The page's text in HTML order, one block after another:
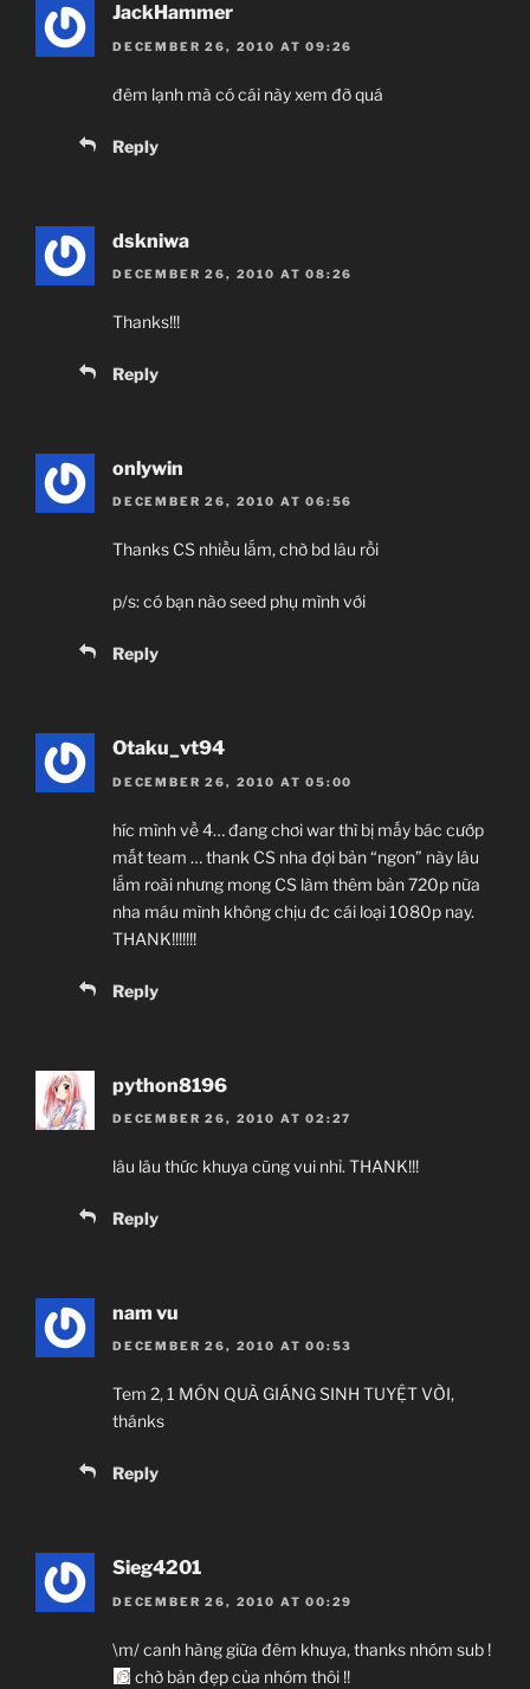
JackHammer
DECEMBER 26, 2010 AT 09:26
đêm lạnh mà có cái này xem đỡ quá
Reply
dskniwa
DECEMBER 26, 2010 AT 08:26
Thanks!!!
Reply
onlywin
DECEMBER 26, 2010 AT 06:56
Thanks CS nhiều lắm, chờ bd lâu rồi
p/s: có bạn nào seed phụ mình với
Reply
Otaku_vt94
DECEMBER 26, 2010 AT 05:00
híc mình về 4… đang chơi war thì bị mấy bác cướp
mất team … thank CS nha đợi bản “ngon” này lâu
lắm roài nhưng mong CS làm thêm bản 720p nữa
nha máu mình không chịu đc cái loại 1080p nay.
THANK!!!!!!!
Reply
python8196
DECEMBER 26, 2010 AT 02:27
lâu lâu thức khuya cũng vui nhỉ. THANK!!!
Reply
nam vu
DECEMBER 26, 2010 AT 00:53
Tem 2, 1 MÓN QUÀ GIÁNG SINH TUYỆT VỜI,
thánks
Reply
Sieg4201
DECEMBER 26, 2010 AT 00:29
\m/ canh hàng giữa đêm khuya, thanks nhóm sub !
chờ bản đẹp của nhóm thôi !!